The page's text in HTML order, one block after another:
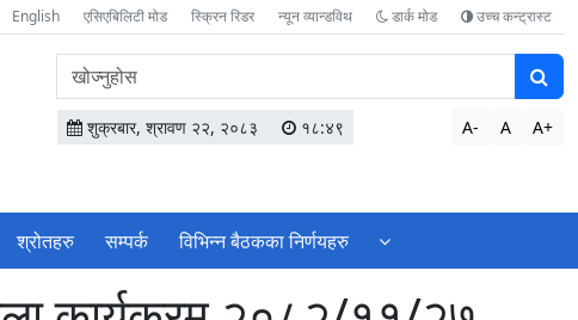
English एसिएबिलिटी मोड स्क्रिन रिडर न्यून व्यान्डविथ डार्क मोड उच्च कन्ट्रास्ट
वेबसाइटमा
सामग्री
खोज्नुहोस
शुक्रबार, श्रावण २२, २०८३ १८:४९ A- A A+
श्रोतहरु सम्पर्क विभिन्न बैठकका निर्णयहरु